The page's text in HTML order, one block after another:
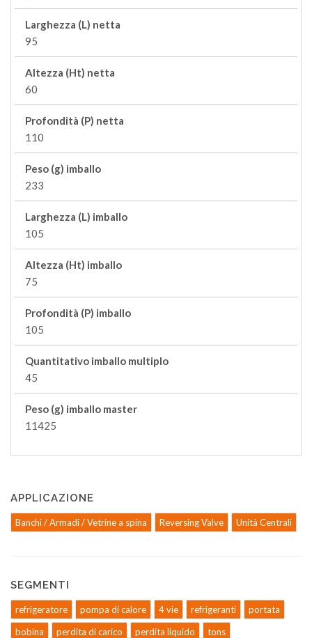
Larghezza (L) netta
95
Altezza (Ht) netta
60
Profondità (P) netta
110
Peso (g) imballo
233
Larghezza (L) imballo
105
Altezza (Ht) imballo
75
Profondità (P) imballo
105
Quantitativo imballo multiplo
45
Peso (g) imballo master
11425
APPLICAZIONE
Banchi / Armadi / Vetrine a spina Reversing Valve Unità Centrali
SEGMENTI
refrigeratore pompa di calore 4 vie refrigeranti
portata
bobina
perdita di carico perdita liquido tons